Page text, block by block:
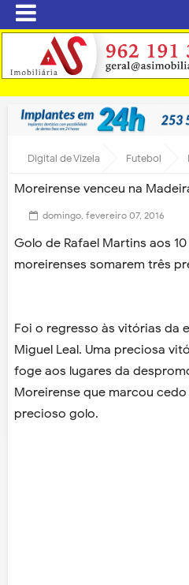
Digital de Vizela Futebol
Moreirense venceu na
domingo, fevereiro 07, 2016
Golo de Rafael Martins aos
moreirenses somarem três
Foi o regresso às vitórias da
Miguel Leal. Uma preciosa
foge aos lugares da
Moreirense que marcou
precioso golo.